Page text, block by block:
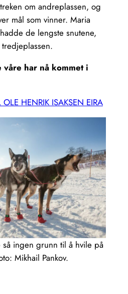
om andreplassen, og
mål som vinner. Maria
de lengste snutene,
har nå kommet i
HENRIK ISAKSEN EIRA
ingen grunn til å hvile på
Mikhail Pankov.